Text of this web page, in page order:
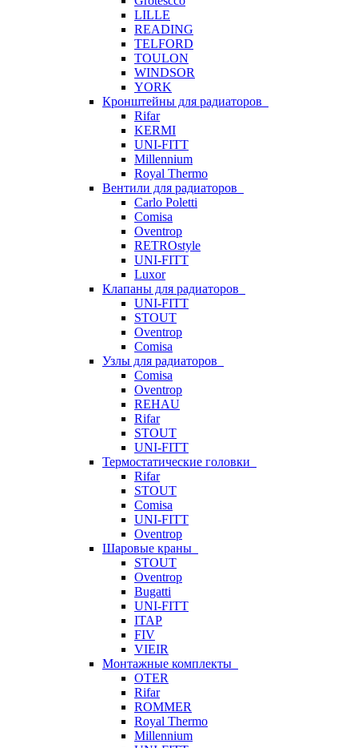
LILLE
READING
TELFORD
TOULON
WINDSOR
YORK
Кронштейны для радиаторов
Rifar
KERMI
UNI-FITT
Millennium
Royal Thermo
Вентили для радиаторов
Carlo Poletti
Comisa
Oventrop
RETROstyle
UNI-FITT
Luxor
Клапаны для радиаторов
UNI-FITT
STOUT
Oventrop
Comisa
Узлы для радиаторов
Comisa
Oventrop
REHAU
Rifar
STOUT
UNI-FITT
Термостатические головки
Rifar
STOUT
Comisa
UNI-FITT
Oventrop
Шаровые краны
STOUT
Oventrop
Bugatti
UNI-FITT
ITAP
FIV
VIEIR
Монтажные комплекты
OTER
Rifar
ROMMER
Royal Thermo
Millennium